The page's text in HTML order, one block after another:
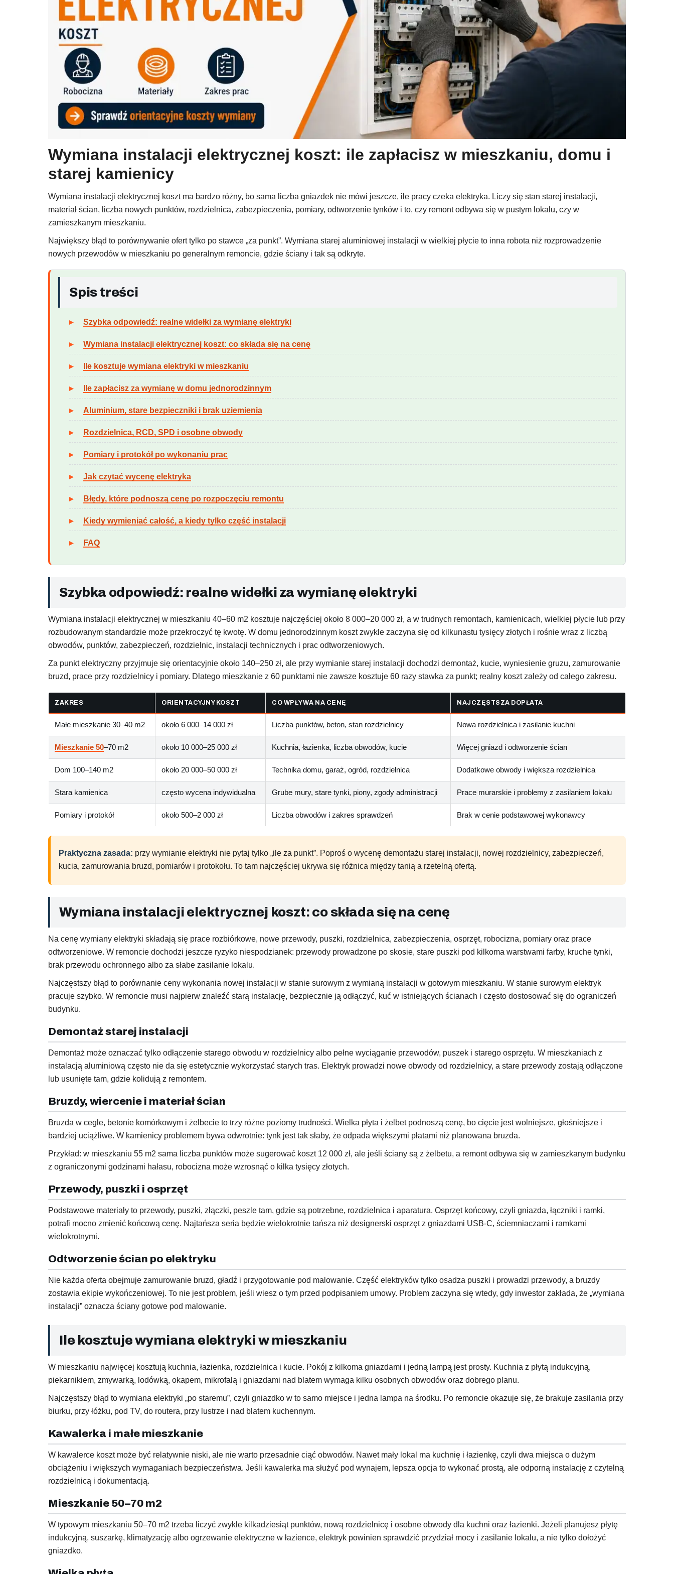
Wymiana instalacji elektrycznej koszt: ile zapłacisz w mieszkaniu, domu i
starej kamienicy
Wymiana instalacji elektrycznej koszt ma bardzo różny, bo sama liczba gniazdek nie mówi jeszcze, ile pracy czeka elektryka. Liczy się stan starej instalacji,
materiał ścian, liczba nowych punktów, rozdzielnica, zabezpieczenia, pomiary, odtworzenie tynków i to, czy remont odbywa się w pustym lokalu, czy w
zamieszkanym mieszkaniu.
Największy błąd to porównywanie ofert tylko po stawce „za punkt”. Wymiana starej aluminiowej instalacji w wielkiej płycie to inna robota niż rozprowadzenie
nowych przewodów w mieszkaniu po generalnym remoncie, gdzie ściany i tak są odkryte.
Spis treści
Szybka odpowiedź: realne widełki za wymianę elektryki
Wymiana instalacji elektrycznej koszt: co składa się na cenę
Ile kosztuje wymiana elektryki w mieszkaniu
Ile zapłacisz za wymianę w domu jednorodzinnym
Aluminium, stare bezpieczniki i brak uziemienia
Rozdzielnica, RCD, SPD i osobne obwody
Pomiary i protokół po wykonaniu prac
Jak czytać wycenę elektryka
Błędy, które podnoszą cenę po rozpoczęciu remontu
Kiedy wymieniać całość, a kiedy tylko część instalacji
FAQ
Szybka odpowiedź: realne widełki za wymianę elektryki
Wymiana instalacji elektrycznej w mieszkaniu 40–60 m2 kosztuje najczęściej około 8 000–20 000 zł, a w trudnych remontach, kamienicach, wielkiej płycie lub przy
rozbudowanym standardzie może przekroczyć tę kwotę. W domu jednorodzinnym koszt zwykle zaczyna się od kilkunastu tysięcy złotych i rośnie wraz z liczbą
obwodów, punktów, zabezpieczeń, rozdzielnic, instalacji technicznych i prac odtworzeniowych.
Za punkt elektryczny przyjmuje się orientacyjnie około 140–250 zł, ale przy wymianie starej instalacji dochodzi demontaż, kucie, wyniesienie gruzu, zamurowanie
bruzd, prace przy rozdzielnicy i pomiary. Dlatego mieszkanie z 60 punktami nie zawsze kosztuje 60 razy stawka za punkt; realny koszt zależy od całego zakresu.
ZAKRES ORIENTACYJNY KOSZT CO WPŁYWA NA CENĘ NAJCZĘSTSZA DOPŁATA
Małe mieszkanie 30–40 m2 około 6 000–14 000 zł Liczba punktów, beton, stan rozdzielnicy Nowa rozdzielnica i zasilanie kuchni
Mieszkanie 50–70 m2 około 10 000–25 000 zł Kuchnia, łazienka, liczba obwodów, kucie Więcej gniazd i odtworzenie ścian
Dom 100–140 m2 około 20 000–50 000 zł Technika domu, garaż, ogród, rozdzielnica Dodatkowe obwody i większa rozdzielnica
Stara kamienica często wycena indywidualna Grube mury, stare tynki, piony, zgody administracji Prace murarskie i problemy z zasilaniem lokalu
Pomiary i protokół około 500–2 000 zł Liczba obwodów i zakres sprawdzeń Brak w cenie podstawowej wykonawcy
Praktyczna zasada: przy wymianie elektryki nie pytaj tylko „ile za punkt”. Poproś o wycenę demontażu starej instalacji, nowej rozdzielnicy, zabezpieczeń,
kucia, zamurowania bruzd, pomiarów i protokołu. To tam najczęściej ukrywa się różnica między tanią a rzetelną ofertą.
Wymiana instalacji elektrycznej koszt: co składa się na cenę
Na cenę wymiany elektryki składają się prace rozbiórkowe, nowe przewody, puszki, rozdzielnica, zabezpieczenia, osprzęt, robocizna, pomiary oraz prace
odtworzeniowe. W remoncie dochodzi jeszcze ryzyko niespodzianek: przewody prowadzone po skosie, stare puszki pod kilkoma warstwami farby, kruche tynki,
brak przewodu ochronnego albo za słabe zasilanie lokalu.
Najczęstszy błąd to porównanie ceny wykonania nowej instalacji w stanie surowym z wymianą instalacji w gotowym mieszkaniu. W stanie surowym elektryk
pracuje szybko. W remoncie musi najpierw znaleźć starą instalację, bezpiecznie ją odłączyć, kuć w istniejących ścianach i często dostosować się do ograniczeń
budynku.
Demontaż starej instalacji
Demontaż może oznaczać tylko odłączenie starego obwodu w rozdzielnicy albo pełne wyciąganie przewodów, puszek i starego osprzętu. W mieszkaniach z
instalacją aluminiową często nie da się estetycznie wykorzystać starych tras. Elektryk prowadzi nowe obwody od rozdzielnicy, a stare przewody zostają odłączone
lub usunięte tam, gdzie kolidują z remontem.
Bruzdy, wiercenie i materiał ścian
Bruzda w cegle, betonie komórkowym i żelbecie to trzy różne poziomy trudności. Wielka płyta i żelbet podnoszą cenę, bo cięcie jest wolniejsze, głośniejsze i
bardziej uciążliwe. W kamienicy problemem bywa odwrotnie: tynk jest tak słaby, że odpada większymi płatami niż planowana bruzda.
Przykład: w mieszkaniu 55 m2 sama liczba punktów może sugerować koszt 12 000 zł, ale jeśli ściany są z żelbetu, a remont odbywa się w zamieszkanym budynku
z ograniczonymi godzinami hałasu, robocizna może wzrosnąć o kilka tysięcy złotych.
Przewody, puszki i osprzęt
Podstawowe materiały to przewody, puszki, złączki, peszle tam, gdzie są potrzebne, rozdzielnica i aparatura. Osprzęt końcowy, czyli gniazda, łączniki i ramki,
potrafi mocno zmienić końcową cenę. Najtańsza seria będzie wielokrotnie tańsza niż designerski osprzęt z gniazdami USB-C, ściemniaczami i ramkami
wielokrotnymi.
Odtworzenie ścian po elektryku
Nie każda oferta obejmuje zamurowanie bruzd, gładź i przygotowanie pod malowanie. Część elektryków tylko osadza puszki i prowadzi przewody, a bruzdy
zostawia ekipie wykończeniowej. To nie jest problem, jeśli wiesz o tym przed podpisaniem umowy. Problem zaczyna się wtedy, gdy inwestor zakłada, że „wymiana
instalacji” oznacza ściany gotowe pod malowanie.
Ile kosztuje wymiana elektryki w mieszkaniu
W mieszkaniu najwięcej kosztują kuchnia, łazienka, rozdzielnica i kucie. Pokój z kilkoma gniazdami i jedną lampą jest prosty. Kuchnia z płytą indukcyjną,
piekarnikiem, zmywarką, lodówką, okapem, mikrofalą i gniazdami nad blatem wymaga kilku osobnych obwodów oraz dobrego planu.
Najczęstszy błąd to wymiana elektryki „po staremu”, czyli gniazdko w to samo miejsce i jedna lampa na środku. Po remoncie okazuje się, że brakuje zasilania przy
biurku, przy łóżku, pod TV, do routera, przy lustrze i nad blatem kuchennym.
Kawalerka i małe mieszkanie
W kawalerce koszt może być relatywnie niski, ale nie warto przesadnie ciąć obwodów. Nawet mały lokal ma kuchnię i łazienkę, czyli dwa miejsca o dużym
obciążeniu i większych wymaganiach bezpieczeństwa. Jeśli kawalerka ma służyć pod wynajem, lepsza opcja to wykonać prostą, ale odporną instalację z czytelną
rozdzielnicą i dokumentacją.
Mieszkanie 50–70 m2
W typowym mieszkaniu 50–70 m2 trzeba liczyć zwykle kilkadziesiąt punktów, nową rozdzielnicę i osobne obwody dla kuchni oraz łazienki. Jeżeli planujesz płytę
indukcyjną, suszarkę, klimatyzację albo ogrzewanie elektryczne w łazience, elektryk powinien sprawdzić przydział mocy i zasilanie lokalu, a nie tylko dołożyć
gniazdko.